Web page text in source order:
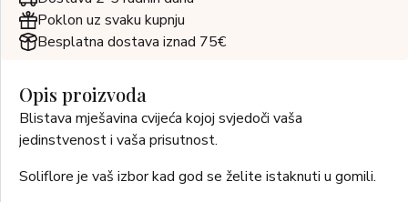
Poklon uz svaku kupnju
Besplatna dostava iznad 75€
Opis proizvoda
Blistava mješavina cvijeća kojoj svjedoči vaša
jedinstvenost i vaša prisutnost.
Soliflore je vaš izbor kad god se želite istaknuti u gomili.